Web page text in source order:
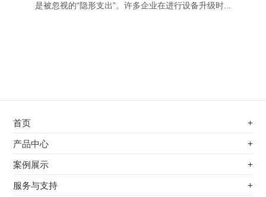
是被忽视的“隐形支出”。许多企业在进行设备升级时...
首页 +
不锈钢专用电磁加热器
电磁蒸汽发生器
产品中心 +
不锈钢专用电磁加热器
电磁蒸汽发生器
案例展示 +
最新案例
服务与支持 +